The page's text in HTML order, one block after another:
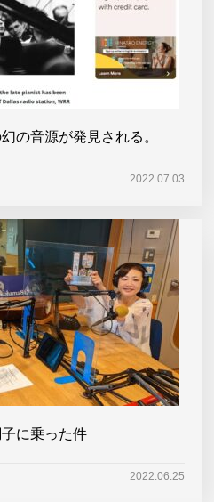
の音源が発見される。
2022.07.03
に乗った件
2022.06.25